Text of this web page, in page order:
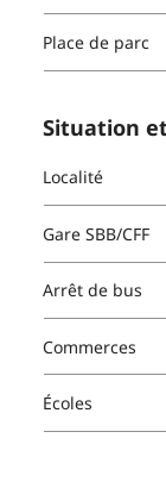
Place de parc
Situation
Localité
Gare SBB/CFF
Arrêt de bus
Commerces
Écoles